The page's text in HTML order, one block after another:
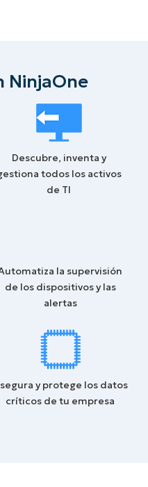
NinjaOne
Descubre, inventa y
todos los activos
de TI
la supervisión
de los dispositivos y las
alertas
y protege los datos
críticos de tu empresa